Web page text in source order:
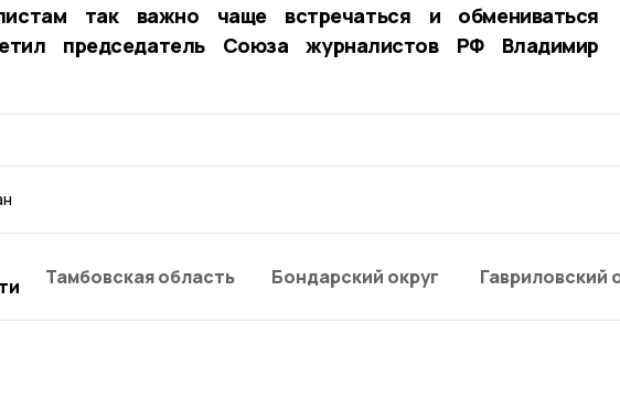
так важно чаще встречаться и обмениваться
председатель Союза журналистов РФ Владимир
Тамбовская область Бондарский округ Гавриловский